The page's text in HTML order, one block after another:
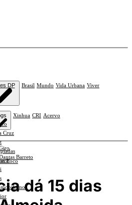
DP
Cruz
Brasil Mundo Vida Urbana Viver
Foco
Barreto
Xinhua CRI Acervo
dá 15 dias